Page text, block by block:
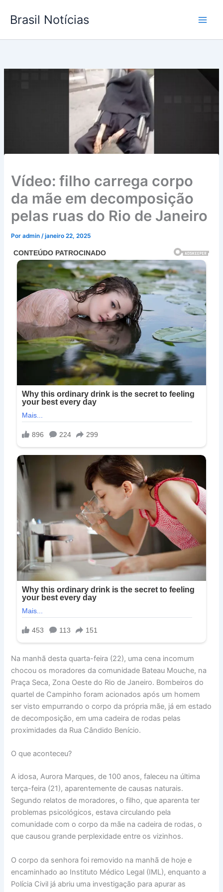
para
conteúdo
Brasil Notícias
Vídeo: filho carrega corpo
da mãe em decomposição
pelas ruas do Rio de Janeiro
Poradmin/janeiro 22, 2025
Na manhã desta quarta-feira (22), uma cena incomum
chocou os moradores da comunidade Bateau Mouche, na
Praça Seca, Zona Oeste do Rio de Janeiro. Bombeiros do
quartel de Campinho foram acionados após um homem
ser visto empurrando o corpo da própria mãe, já em estado
de decomposição, em uma cadeira de rodas pelas
proximidades da Rua Cândido Benício.
O que aconteceu?
A idosa, Aurora Marques, de 100 anos, faleceu na última
terça-feira (21), aparentemente de causas naturais.
Segundo relatos de moradores, o filho, que aparenta ter
problemas psicológicos, estava circulando pela
comunidade com o corpo da mãe na cadeira de rodas, o
que causou grande perplexidade entre os vizinhos.
O corpo da senhora foi removido na manhã de hoje e
encaminhado ao Instituto Médico Legal (IML), enquanto a
Polícia Civil já abriu uma investigação para apurar as